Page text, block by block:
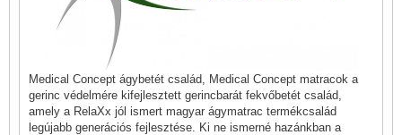
Medical Concept ágybetét család, Medical Concept matracok a
gerinc védelmére kifejlesztett gerincbarát fekvőbetét család,
amely a RelaXx jól ismert magyar ágymatrac termékcsalád
legújabb generációs fejlesztése. Ki ne ismerné hazánkban a